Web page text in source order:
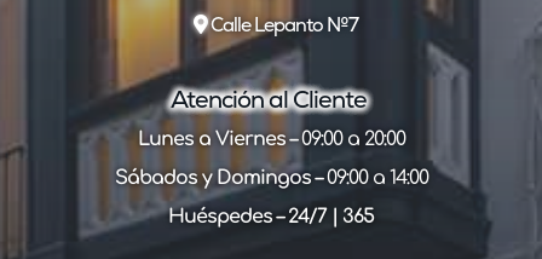
Calle Lepanto Nº7
Atención al Cliente
Lunes a Viernes –09:00 a 20:00
Sábados y Domingos –09:00 a 14:00
Huéspedes – 24/7 | 365